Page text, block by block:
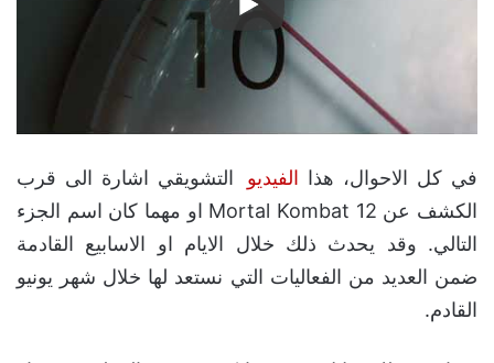
في كل الاحوال، هذا الفيديو
التشويقي اشارة الى قرب
الكشف عن Mortal Kombat 12 او مهما كان اسم الجزء
التالي. وقد يحدث ذلك خلال الايام او الاسابيع القادمة
ضمن العديد من الفعاليات التي نستعد لها خلال شهر يونيو
القادم.